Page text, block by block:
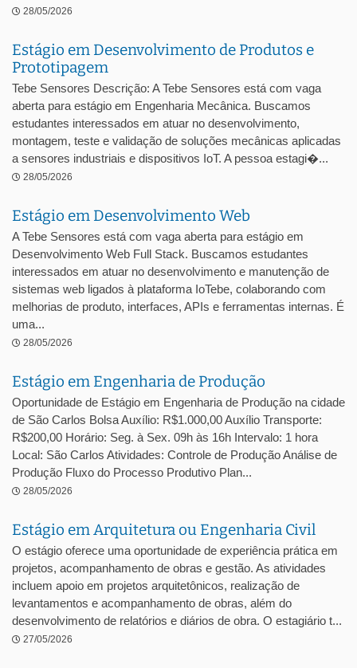
28/05/2026
Estágio em Desenvolvimento de Produtos e
Prototipagem
Tebe Sensores Descrição: A Tebe Sensores está com vaga
aberta para estágio em Engenharia Mecânica. Buscamos
estudantes interessados em atuar no desenvolvimento,
montagem, teste e validação de soluções mecânicas aplicadas
a sensores industriais e dispositivos IoT. A pessoa estagi�...
28/05/2026
Estágio em Desenvolvimento Web
A Tebe Sensores está com vaga aberta para estágio em
Desenvolvimento Web Full Stack. Buscamos estudantes
interessados em atuar no desenvolvimento e manutenção de
sistemas web ligados à plataforma IoTebe, colaborando com
melhorias de produto, interfaces, APIs e ferramentas internas. É
uma...
28/05/2026
Estágio em Engenharia de Produção
Oportunidade de Estágio em Engenharia de Produção na cidade
de São Carlos Bolsa Auxílio: R$1.000,00 Auxílio Transporte:
R$200,00 Horário: Seg. à Sex. 09h às 16h Intervalo: 1 hora
Local: São Carlos Atividades: Controle de Produção Análise de
Produção Fluxo do Processo Produtivo Plan...
28/05/2026
Estágio em Arquitetura ou Engenharia Civil
O estágio oferece uma oportunidade de experiência prática em
projetos, acompanhamento de obras e gestão. As atividades
incluem apoio em projetos arquitetônicos, realização de
levantamentos e acompanhamento de obras, além do
desenvolvimento de relatórios e diários de obra. O estagiário t...
27/05/2026